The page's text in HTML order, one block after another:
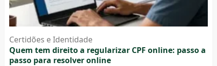
Certidões e Identidade
Quem tem direito a regularizar CPF online: passo a
passo para resolver online